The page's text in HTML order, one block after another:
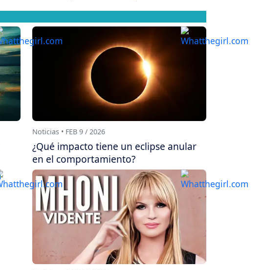
Noticias • FEB 9 / 2026
¿Qué impacto tiene un eclipse anular
en el comportamiento?